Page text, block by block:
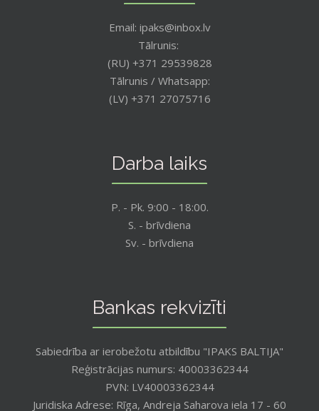
Email: ipaks@inbox.lv
Tālrunis:
(RU) +371 29539828
Tālrunis / Whatsapp:
(LV) +371 27075716
Darba laiks
P. - Pk. 9:00 - 18:00.
S. - brīvdiena
Sv. - brīvdiena
Bankas rekvizīti
Sabiedrība ar ierobežotu atbildību "IPAKS BALTIJA"
Reģistrācijas numurs: 40003362344
PVN: LV40003362344
Juridiska Adrese: Rīga, Andreja Saharova iela 17 - 60